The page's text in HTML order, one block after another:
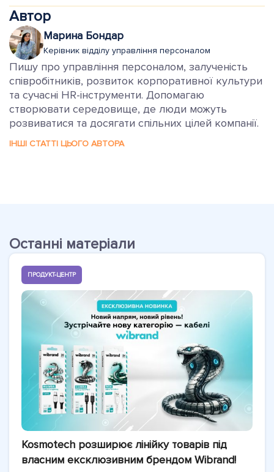
Автор
Марина Бондар
Керівник відділу управління персоналом
Пишу про управління персоналом, залученість
співробітників, розвиток корпоративної культури
та сучасні HR-інструменти. Допомагаю
створювати середовище, де люди можуть
розвиватися та досягати спільних цілей компанії.
ІНШІ СТАТТІ ЦЬОГО АВТОРА
Останні матеріали
ПРОДУКТ-ЦЕНТР
Kosmotech розширює лінійку товарів під
власним ексклюзивним брендом Wibrand!